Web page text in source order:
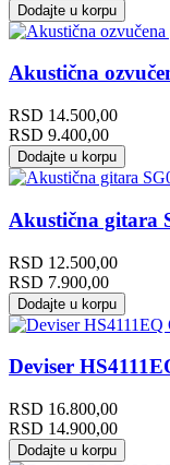
Dodajte u korpu
Akustična
RSD 14.500,00
RSD 9.400,00
Dodajte u korpu
Akustična gitara
RSD 12.500,00
RSD 7.900,00
Dodajte u korpu
Deviser
RSD 16.800,00
RSD 14.900,00
Dodajte u korpu